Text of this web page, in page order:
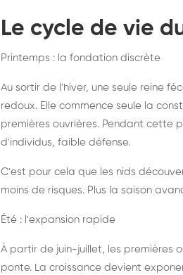
Le cycle de vie
Printemps : la fondation discrète
Au sortir de l'hiver, une seule reine
redoux. Elle commence seule la
premières ouvrières. Pendant cette
d'individus, faible défense.
C'est pour cela que les nids
moins de risques. Plus la saison
Été : l'expansion rapide
À partir de juin-juillet, les premières
ponte. La croissance devient